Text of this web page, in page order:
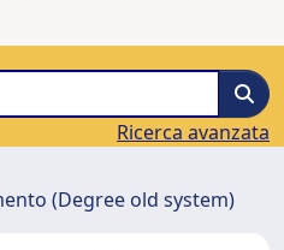
Ricerca avanzata
(Degree old system)